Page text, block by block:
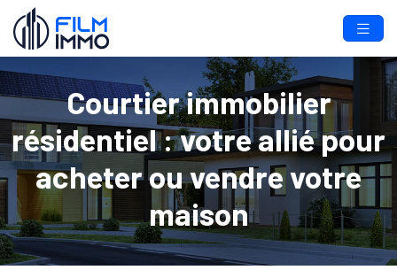
Courtier immobilier
résidentiel : votre allié pour
acheter ou vendre votre
maison